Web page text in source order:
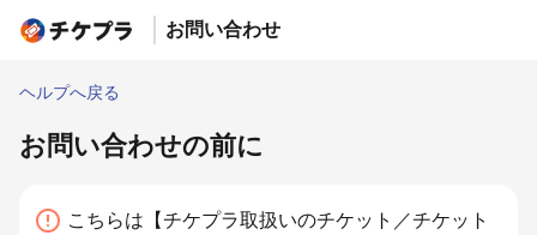
お問い合わせ
ヘルプへ戻る
お問い合わせの前に
こちらは【チケプラ取扱いのチケット／チケット